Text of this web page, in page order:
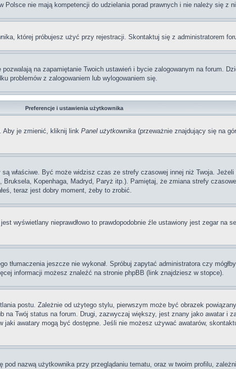
nie mają kompetencji do udzielania porad prawnych i nie należy się z
której próbujesz użyć przy rejestracji. Skontaktuj się z administratorem
na zapamiętanie Twoich ustawień i bycie zalogowanym na forum.
problemów z zalogowaniem lub wylogowaniem się.
Preferencje i ustawienia użytkownika
Aby je zmienić, kliknij link Panel użytkownika (przeważnie znajdujący się na
właściwe. Być może widzisz czas ze strefy czasowej innej niż Twoja.
Kopenhaga, Madryd, Paryż itp.). Pamiętaj, że zmiana strefy
teraz jest dobry moment, żeby to zrobić.
wyświetlany nieprawdłowo to prawdopodobnie źle ustawiony jest zegar na
tłumaczenia jeszcze nie wykonał. Spróbuj zapytać administratora czy
informacji możesz znaleźć na stronie phpBB (link znajdziesz w stopce).
postu. Zależnie od użytego stylu, pierwszym może być obrazek
na Twój status na forum. Drugi, zazwyczaj większy, jest znany jako awatar i
jaki awatary mogą być dostępne. Jeśli nie możesz używać awatarów,
pod nazwą użytkownika przy przeglądaniu tematu, oraz w twoim profilu,